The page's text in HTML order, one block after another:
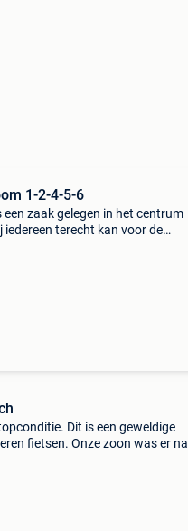
1-2-4-5-6
een zaak gelegen in het centrum
terecht kan voor de
Dit is een geweldige
fietsen. Onze zoon was er na